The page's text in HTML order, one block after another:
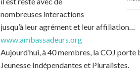
nombreuses interactions
jusqu’à leur agrément et leur affiliation…
www.ambassadeurs.org
Aujourd’hui, à 40 membres, la COJ
Jeunesse Indépendantes et Pluralistes.